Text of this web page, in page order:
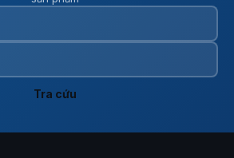
6.8″)
500 g (1.1 lb.)
Tra cứu